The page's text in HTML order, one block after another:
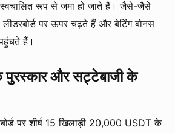
स्वचालित रूप से जमा हो जाते हैं। जैसे-जैसे
पर ऊपर चढ़ते हैं और बेटिंग बोनस
हैं।
पुरस्कार और सट्टेबाजी के
पर शीर्ष 15 खिलाड़ी 20,000 USDT के